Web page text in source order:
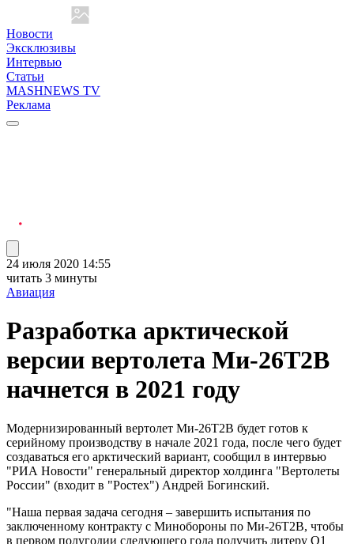
Новости
Эксклюзивы
Интервью
Статьи
MASHNEWS TV
Реклама
24 июля 2020 14:55
читать 3 минуты
Авиация
Разработка арктической
версии вертолета Ми-26Т2В
начнется в 2021 году
Модернизированный вертолет Ми-26Т2В будет готов к
серийному производству в начале 2021 года, после чего будет
создаваться его арктический вариант, сообщил в интервью
"РИА Новости" генеральный директор холдинга "Вертолеты
России" (входит в "Ростех") Андрей Богинский.
"Наша первая задача сегодня – завершить испытания по
заключенному контракту с Минобороны по Ми-26Т2В, чтобы
в первом полугодии следующего года получить литеру О1